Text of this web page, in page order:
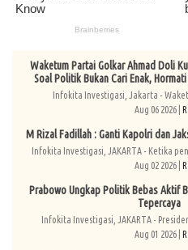
Waketum Partai Golkar Ahmad Doli
Soal Politik Bukan Cari Enak,
Infokita Investigasi, Jakarta -
Aug 06 2026 |
M Rizal Fadillah : Ganti Kapolri dan
Infokita Investigasi, JAKARTA - Ketika
Aug 02 2026 |
Prabowo Ungkap Politik Bebas Aktif
Tepercaya
Infokita Investigasi, JAKARTA -
Aug 01 2026 |